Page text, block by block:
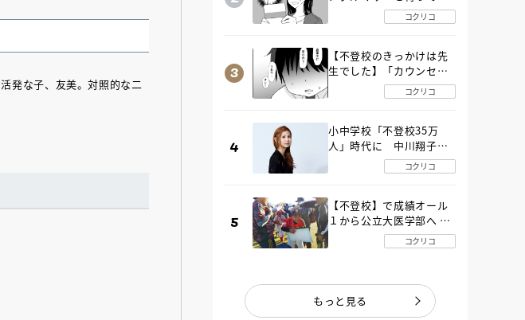
発な子、友美。対照的な二
た“魔の２年間”【後編】
コクリコ
【不登校のきっかけは先
生でした】「カウンセリ
ングの時間」生徒の情報
をバラしたのは…《第２
コクリコ
小中学校「不登校35万
人」時代に 中川翔子さ
んが審査委員長「不登校
生動画甲子園 2026」が開
コクリコ
【不登校】で成績オール
１から公立大医学部へ 中
２で起立性調節障害「治
るまで３年」の診断 その
コクリコ
もっと見る